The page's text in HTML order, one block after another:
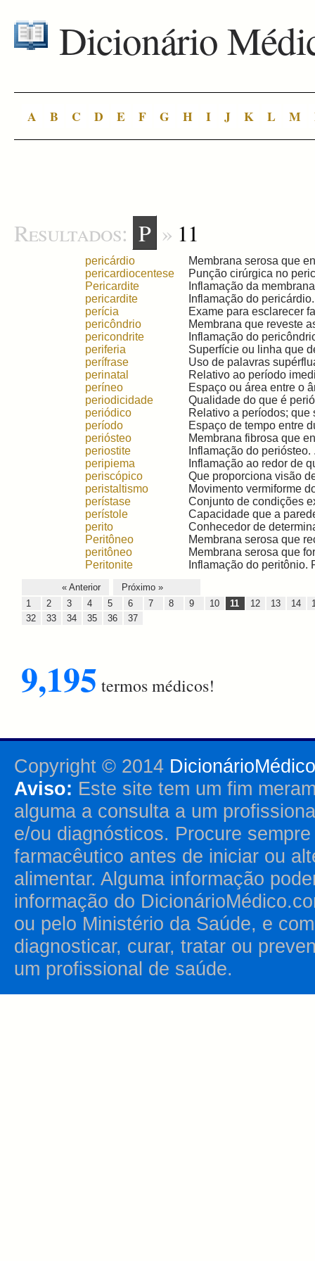
Dicionário
A B C D E F G H I J K L M
Resultados: P » 11
pericárdio
Membrana serosa que
pericardiocentese
Punção cirúrgica no
Pericardite
Inflamação da
pericardite
Inflamação do
perícia
Exame para esclarecer
pericôndrio
Membrana que reveste
pericondrite
Inflamação do
periferia
Superfície ou linha que
perífrase
Uso de palavras
perinatal
Relativo ao período
períneo
Espaço ou área entre o
periodicidade
Qualidade do que é
periódico
Relativo a períodos; que
período
Espaço de tempo entre
periósteo
Membrana fibrosa que
periostite
Inflamação do periósteo.
peripiema
Inflamação ao redor de
periscópico
Que proporciona visão
peristaltismo
Movimento vermiforme
perístase
Conjunto de condições
perístole
Capacidade que a
perito
Conhecedor de
Peritôneo
Membrana serosa que
peritôneo
Membrana serosa que
Peritonite
Inflamação do peritônio.
« Anterior
Próximo »
1
2 3 4 5 6 7 8 9 10 11 12 13 14
32
33 34 35 36 37
9,195 termos médicos!
Copyright © 2014
Aviso: Este site tem um fim
alguma a consulta a um
e/ou diagnósticos. Procure
farmacêutico antes de iniciar ou
alimentar. Alguma informação
informação do
ou pelo Ministério da Saúde, e
diagnosticar, curar, tratar ou
um profissional de saúde.